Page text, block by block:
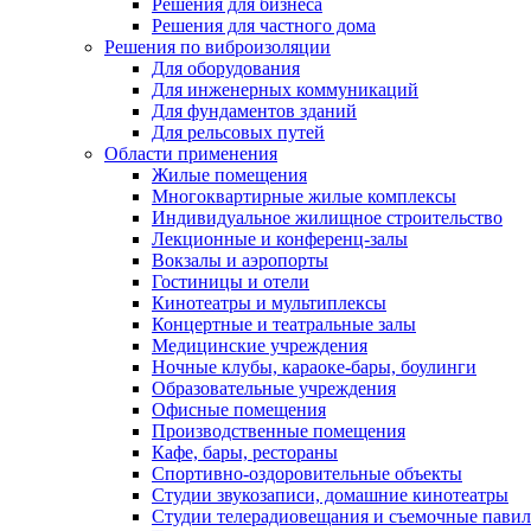
Решения для бизнеса
Решения для частного дома
Решения по виброизоляции
Для оборудования
Для инженерных коммуникаций
Для фундаментов зданий
Для рельсовых путей
Области применения
Жилые помещения
Многоквартирные жилые комплексы
Индивидуальное жилищное строительство
Лекционные и конференц-залы
Вокзалы и аэропорты
Гостиницы и отели
Кинотеатры и мультиплексы
Концертные и театральные залы
Медицинские учреждения
Ночные клубы, караоке-бары, боулинги
Образовательные учреждения
Офисные помещения
Производственные помещения
Кафе, бары, рестораны
Спортивно-оздоровительные объекты
Студии звукозаписи, домашние кинотеатры
Студии телерадиовещания и съемочные